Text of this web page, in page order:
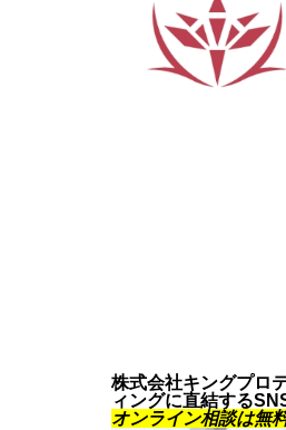
株式会社キングプロ
ィングに直結する
オンライン相談は無